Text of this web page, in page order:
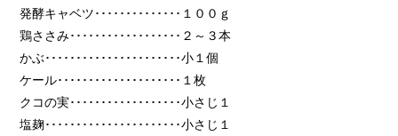
発酵キャベツ･･････････････ １００ｇ
鶏ささみ････････････････ ･･ ２～３本
かぶ････････････････ ･･････小１個
ケール････････････････ ････ １枚
クコの実････････････････ ･･小さじ１
塩麹････････････････ ･･････小さじ１